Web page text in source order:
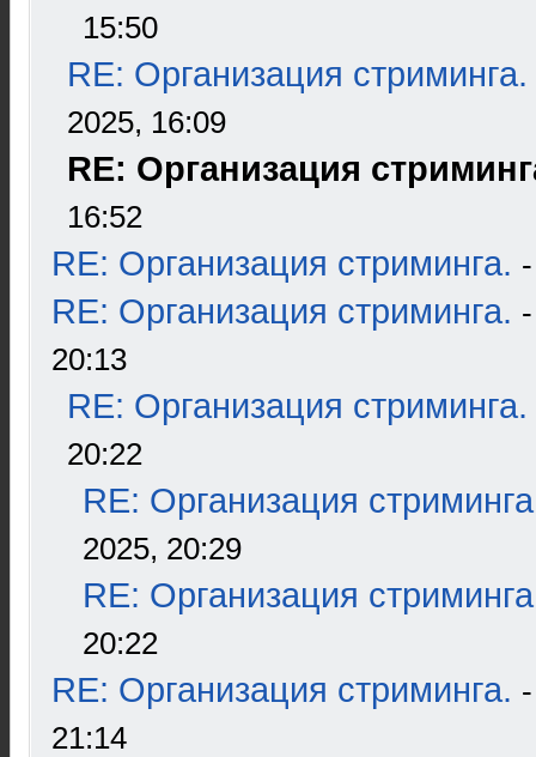
15:50
RE: Организация стриминга.
2025, 16:09
RE: Организация
16:52
RE: Организация стриминга.
RE: Организация стриминга.
20:13
RE: Организация стриминга.
20:22
RE: Организация
2025, 20:29
RE: Организация
20:22
RE: Организация стриминга.
21:14